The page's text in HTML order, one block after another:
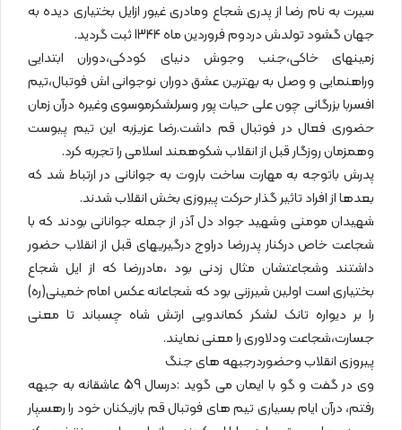
سیرت به نام رضا از پدری شجاع ومادری غیور ازایل بختیاری دیده به
جهان گشود تولدش دردوم فروردین ماه 1344 ثبت گردید.
زمینهای خاکی،جنب وجوش دنیای کودکی،دوران ابتدایی
وراهنمایی و وصل به بهترین عشق دوران نوجوانی اش فوتبال،تیم
افسربا بزرگانی چون علی حیات پور وسرلشکرموسوی وغیره درآن زمان
حضوری فعال در فوتبال قم داشت.رضا عزیزبه این تیم پیوست
وهمزمان روزگار قبل از انقلاب شکوهمند اسلامی را تجربه کرد.
پدرش باتوجه به مهارت ساخت باروت به جوانانی در ارتباط شد که
بعدها از افراد تاثیر گذار حرکت پیروزی بخش انقلاب شدند.
شهیدان مومنی وشهید جواد دل آذر از جمله جوانانی بودند که با
شجاعت خاص درکنار پدررضا دراوج درگیریهای قبل از انقلاب حضور
داشتند وشجاعتشان مثال زدنی بود ،مادررضا که از ایل شجاع
بختیاری است اولین شیرزنی بود که شجاعانه عکس امام خمینی(ره)
را بر دیواره تانک لشکر کماندویی ارتش شاه چسباند تا معنی
جسارت،شجاعت ودلاوری را معنی نمایند.
پیروزی انقلاب وحضوردرجبهه های جنگ
وی در گفت و گو با ایمان می گوید :درسال 59 عاشقانه به جبهه
رفتم، درآن ایام بسیاری تیم های فوتبال قم بازیکنان خود را رهسپار